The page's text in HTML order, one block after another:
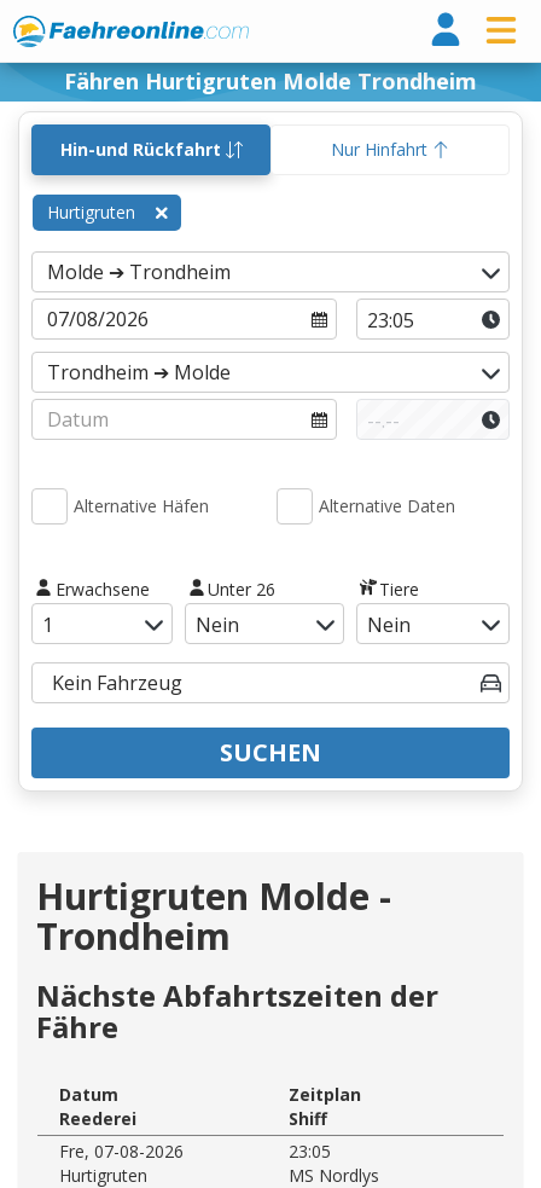
Fähren Hurtigruten Molde Trondheim
Hin-und Rückfahrt Nur Hinfahrt
Hurtigruten
Alternative Häfen Alternative Daten
Erwachsene Unter 26 Tiere
SUCHEN
Hurtigruten Molde -
Trondheim
Nächste Abfahrtszeiten der
Fähre
Datum
Zeitplan
Reederei
Shiff
Fre, 07-08-2026
23:05
Hurtigruten
MS Nordlys